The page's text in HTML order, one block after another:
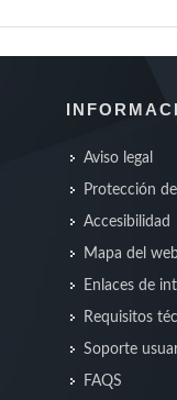
Aviso legal
Protección
Accesibilidad
Mapa del
Enlaces de
Requisitos
Soporte
FAQS